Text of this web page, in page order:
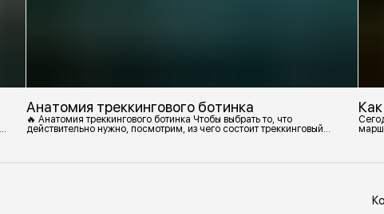
Анатомия треккингового ботинка
🔥 Анатомия треккингового ботинка Чтобы выбрать то, что
действительно нужно, посмотрим, из чего состоит треккинговый